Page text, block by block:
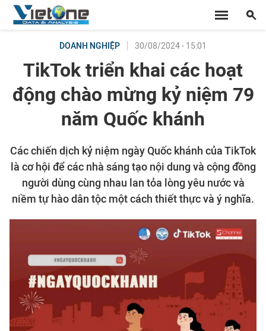
DOANH NGHIỆP 30/08/2024 - 15:01
TikTok triển khai các hoạt
động chào mừng kỷ niệm 79
năm Quốc khánh
Các chiến dịch kỷ niệm ngày Quốc khánh của TikTok
là cơ hội để các nhà sáng tạo nội dung và cộng đồng
người dùng cùng nhau lan tỏa lòng yêu nước và
niềm tự hào dân tộc một cách thiết thực và ý nghĩa.